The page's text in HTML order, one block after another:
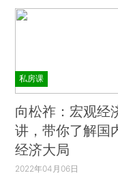
私房课
向松祚：宏观经
讲，带你了解国
经济大局
2022年04月06日